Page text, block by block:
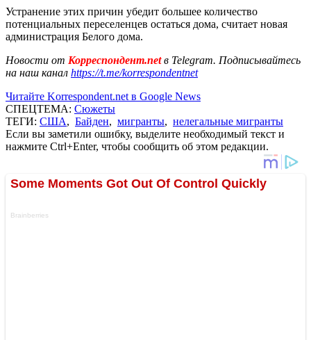
Устранение этих причин убедит большее количество
потенциальных переселенцев остаться дома, считает новая
администрация Белого дома.
Новости от Корреспондент.netв Telegram. Подписывайтесь
на наш канал https://t.me/korrespondentnet
Читайте Korrespondent.net в Google News
СПЕЦТЕМА: Сюжеты
ТЕГИ: США, Байден, мигранты, нелегальные мигранты
Если вы заметили ошибку, выделите необходимый текст и
нажмите Ctrl+Enter, чтобы сообщить об этом редакции.